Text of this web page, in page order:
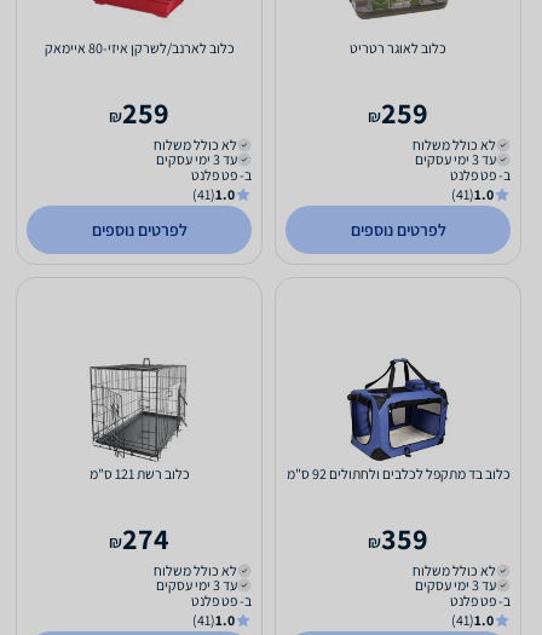
כלוב לאוגר רטריט
259
₪
לא כולל משלוח
עד 3 ימי עסקים
ב- פט פלנט
1.0
(41)
לפרטים נוספים
כלוב לארנב/לשרקן איזי-80 איימאק
259
₪
לא כולל משלוח
עד 3 ימי עסקים
ב- פט פלנט
1.0
(41)
לפרטים נוספים
כלוב בד מתקפל לכלבים ולחתולים 92 ס"מ
359
₪
לא כולל משלוח
עד 3 ימי עסקים
ב- פט פלנט
1.0
(41)
כלוב רשת 121 ס"מ
274
₪
לא כולל משלוח
עד 3 ימי עסקים
ב- פט פלנט
1.0
(41)